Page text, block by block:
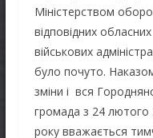
Міністерством
відповідних
військових
було почуто.
зміни і вся
громада з 24 лютого
року вважається